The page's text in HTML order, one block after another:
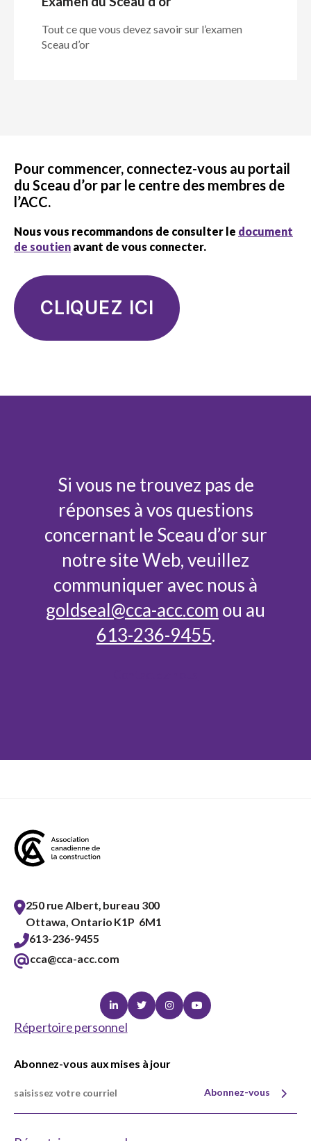
Tout ce que vous devez savoir sur l’examen
Sceau d’or
Pour commencer, connectez-vous au portail
du Sceau d’or par le centre des membres de
l’ACC.
Nous vous recommandons de consulter le document
de soutien avant de vous connecter.
CLIQUEZ ICI
Si vous ne trouvez pas de
réponses à vos questions
concernant le Sceau d’or sur
notre site Web, veuillez
communiquer avec nous à
goldseal@cca-acc.com ou au
613-236-9455.
250 rue Albert, bureau 300
Ottawa, Ontario K1P 6M1
613-236-9455
cca@cca-acc.com
LinkedinTwitterInstagramYoutube
Répertoire personnel
Abonnez-vous aux mises à jour
Abonnez-vous